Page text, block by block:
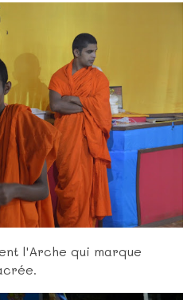
l'Arche qui marque